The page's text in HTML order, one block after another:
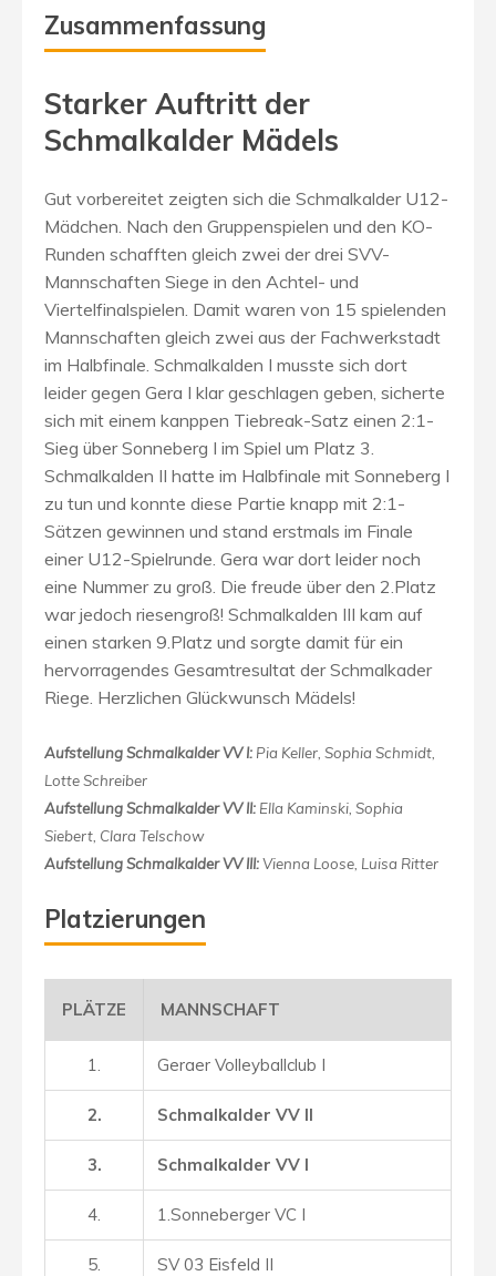
Zusammenfassung
Starker Auftritt der
Schmalkalder Mädels
Gut vorbereitet zeigten sich die Schmalkalder U12-
Mädchen. Nach den Gruppenspielen und den KO-
Runden schafften gleich zwei der drei SVV-
Mannschaften Siege in den Achtel- und
Viertelfinalspielen. Damit waren von 15 spielenden
Mannschaften gleich zwei aus der Fachwerkstadt
im Halbfinale. Schmalkalden I musste sich dort
leider gegen Gera I klar geschlagen geben, sicherte
sich mit einem kanppen Tiebreak-Satz einen 2:1-
Sieg über Sonneberg I im Spiel um Platz 3.
Schmalkalden II hatte im Halbfinale mit Sonneberg I
zu tun und konnte diese Partie knapp mit 2:1-
Sätzen gewinnen und stand erstmals im Finale
einer U12-Spielrunde. Gera war dort leider noch
eine Nummer zu groß. Die freude über den 2.Platz
war jedoch riesengroß! Schmalkalden III kam auf
einen starken 9.Platz und sorgte damit für ein
hervorragendes Gesamtresultat der Schmalkader
Riege. Herzlichen Glückwunsch Mädels!
Aufstellung Schmalkalder VV I: Pia Keller, Sophia Schmidt,
Lotte Schreiber
Aufstellung Schmalkalder VV II: Ella Kaminski, Sophia
Siebert, Clara Telschow
Aufstellung Schmalkalder VV III:Vienna Loose, Luisa Ritter
Platzierungen
PLÄTZE MANNSCHAFT
1. Geraer Volleyballclub I
2. Schmalkalder VV II
3. Schmalkalder VV I
4. 1.Sonneberger VC I
5. SV 03 Eisfeld II